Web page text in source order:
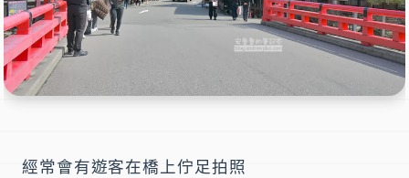
經常會有遊客在橋上佇足拍照